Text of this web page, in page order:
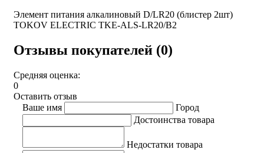
Элемент питания алкалиновый D/LR20 (блистер 2шт)
TOKOV ELECTRIC TKE-ALS-LR20/B2
Отзывы покупателей (0)
Средняя оценка:
0
Оставить отзыв
Ваше имя
Город
Достоинства товара
Недостатки товара